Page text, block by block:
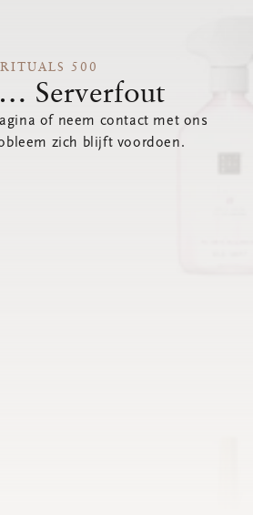
RITUALS 500
Serverfout
of neem contact met ons
zich blijft voordoen.